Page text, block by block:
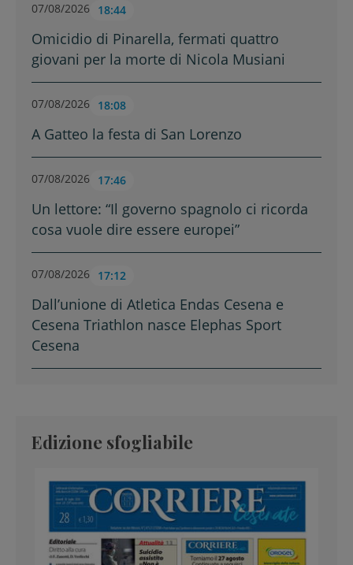
07/08/2026 18:44
Omicidio di Pinarella, fermati quattro
giovani per la morte di Nicola Musiani
07/08/2026 18:08
A Gatteo la festa di San Lorenzo
07/08/2026 17:46
Un lettore: “Il governo spagnolo ci ricorda
cosa vuole dire essere europei”
07/08/2026 17:12
Dall’unione di Atletica Endas Cesena e
Cesena Triathlon nasce Elephas Sport
Cesena
Edizione sfogliabile